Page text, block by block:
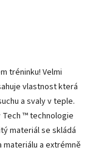
tréninku! Velmi
vlastnost která
a svaly v teple.
™ technologie
materiál se skládá
a extrémně